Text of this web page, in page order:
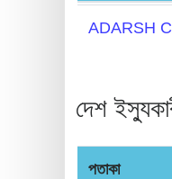
Credit
Card
Random
Credit
Card
Generator
ADARSH
দেশ
পতাকা